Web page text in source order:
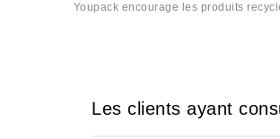
Youpack encourage les produits
Les clients ayant